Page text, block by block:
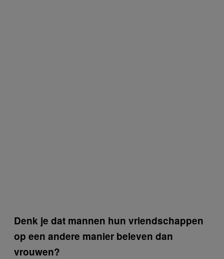
Denk je dat mannen hun vriendschappen
op een andere manier beleven dan
vrouwen?